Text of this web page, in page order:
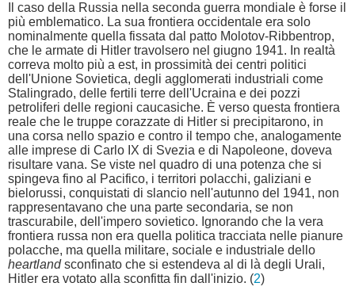
Il caso della Russia nella seconda guerra mondiale è forse il
più emblematico. La sua frontiera occidentale era solo
nominalmente quella fissata dal patto Molotov-Ribbentrop,
che le armate di Hitler travolsero nel giugno 1941. In realtà
correva molto più a est, in prossimità dei centri politici
dell'Unione Sovietica, degli agglomerati industriali come
Stalingrado, delle fertili terre dell'Ucraina e dei pozzi
petroliferi delle regioni caucasiche. È verso questa frontiera
reale che le truppe corazzate di Hitler si precipitarono, in
una corsa nello spazio e contro il tempo che, analogamente
alle imprese di Carlo IX di Svezia e di Napoleone, doveva
risultare vana. Se viste nel quadro di una potenza che si
spingeva fino al Pacifico, i territori polacchi, galiziani e
bielorussi, conquistati di slancio nell'autunno del 1941, non
rappresentavano che una parte secondaria, se non
trascurabile, dell'impero sovietico. Ignorando che la vera
frontiera russa non era quella politica tracciata nelle pianure
polacche, ma quella militare, sociale e industriale dello
heartlandsconfinato che si estendeva al di là degli Urali,
Hitler era votato alla sconfitta fin dall'inizio. (2)